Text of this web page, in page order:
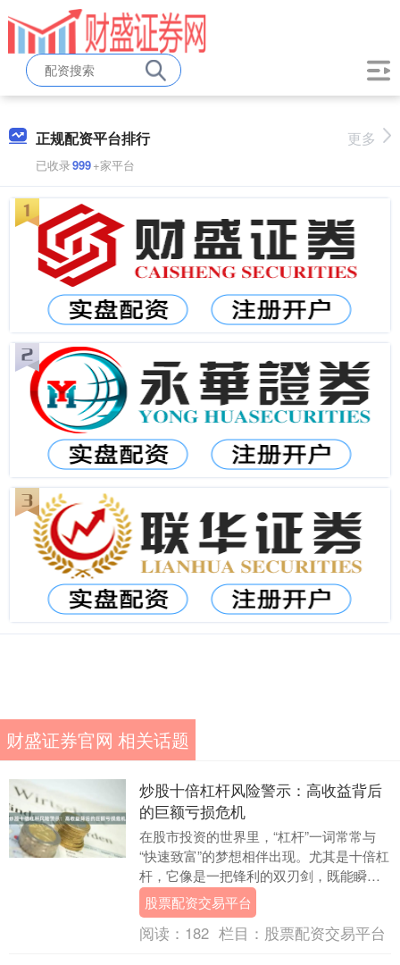
正规配资平台排行
已收录999+家平台
更多
财盛证券官网 相关话题
炒股十倍杠杆风险警示：高收益背后
的巨额亏损危机
在股市投资的世界里，“杠杆”一词常常与
“快速致富”的梦想相伴出现。尤其是十倍杠
杆，它像是一把锋利的双刃剑，既能瞬间
放大收益，也能在转瞬之间带来毁灭性的
打击。本文....
股票配资交易平台
阅读： 182 栏目： 股票配资交易平台